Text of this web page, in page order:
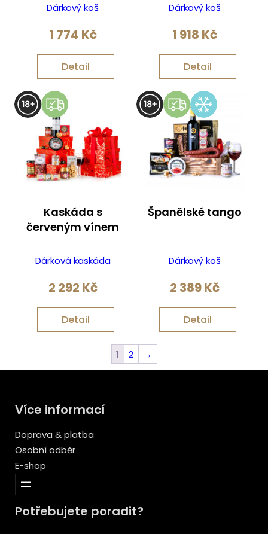
Dárkový koš
1 774 Kč
Detail
Dárkový koš
1 918 Kč
Detail
Kaskáda s
červeným vínem
Dárková kaskáda
2 292 Kč
Detail
Španělské tango
Dárkový koš
2 389Kč
Detail
1 2 →
Více informací
Doprava & platba
Osobní odběr
E-shop
Potřebujete poradit?